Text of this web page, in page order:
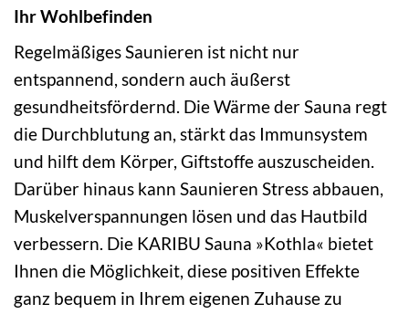
Ihr Wohlbefinden
Regelmäßiges Saunieren ist nicht nur
entspannend, sondern auch äußerst
gesundheitsfördernd. Die Wärme der Sauna regt
die Durchblutung an, stärkt das Immunsystem
und hilft dem Körper, Giftstoffe auszuscheiden.
Darüber hinaus kann Saunieren Stress abbauen,
Muskelverspannungen lösen und das Hautbild
verbessern. Die KARIBU Sauna »Kothla« bietet
Ihnen die Möglichkeit, diese positiven Effekte
ganz bequem in Ihrem eigenen Zuhause zu